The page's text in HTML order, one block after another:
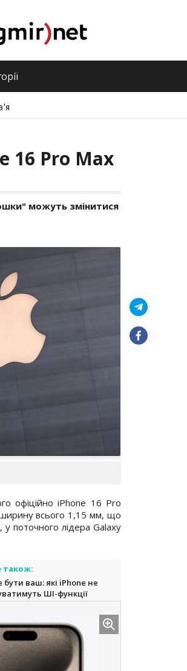
16 Pro Max
можуть змінитися
офіційно iPhone 16 Pro
всього 1,15 мм, що
поточного лідера Galaxy
також:
ваш: які iPhone не
ШІ-функції